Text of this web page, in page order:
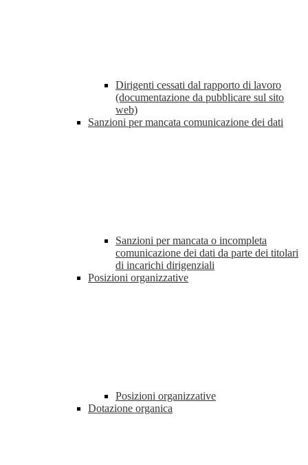
Dirigenti cessati dal rapporto di lavoro
(documentazione da pubblicare sul sito
web)
Sanzioni per mancata comunicazione dei dati
Sanzioni per mancata o incompleta
comunicazione dei dati da parte dei titolari
di incarichi dirigenziali
Posizioni organizzative
Posizioni organizzative
Dotazione organica